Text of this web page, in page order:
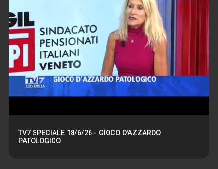
TV7 SPECIALE 18/6/26 - GIOCO D'AZZARDO
PATOLOGICO